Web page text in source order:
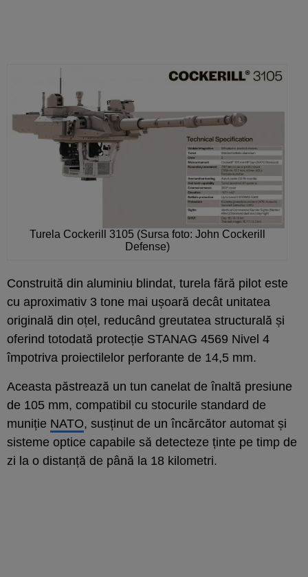
Turela Cockerill 3105 (Sursa foto: John Cockerill
Defense)
Construită din aluminiu blindat, turela fără pilot este
cu aproximativ 3 tone mai ușoară decât unitatea
originală din oțel, reducând greutatea structurală și
oferind totodată protecție STANAG 4569 Nivel 4
împotriva proiectilelor perforante de 14,5 mm.
Aceasta păstrează un tun canelat de înaltă presiune
de 105 mm, compatibil cu stocurile standard de
muniție NATO, susținut de un încărcător automat și
sisteme optice capabile să detecteze ținte pe timp de
zi la o distanță de până la 18 kilometri.